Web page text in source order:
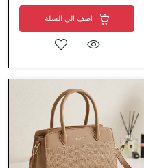
اضف الى السلة